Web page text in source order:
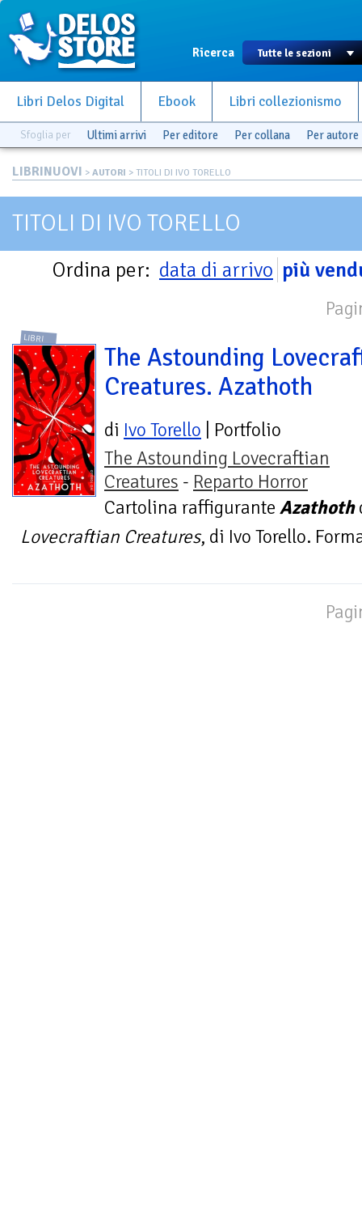
Ricerca
Libri Delos Digital Ebook Libri collezionismo
Sfoglia per Ultimi arrivi Per editore Per collana Per autore
LIBRINUOVI > AUTORI > TITOLI DI IVO TORELLO
TITOLI DI IVO TORELLO
Ordina per: data di arrivo più
LIBRI
The Astounding
Creatures. Azathoth
di Ivo Torello | Portfolio
The Astounding Lovecraftian
Creatures - Reparto Horror
Cartolina raffigurante Azathoth
Lovecraftian Creatures, di Ivo Torello.